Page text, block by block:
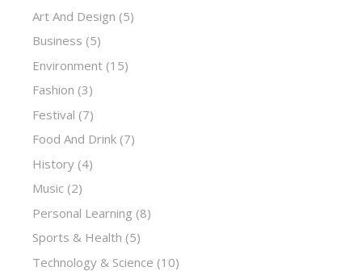
Art And Design (5)
Business (5)
Environment (15)
Fashion (3)
Festival (7)
Food And Drink (7)
History (4)
Music (2)
Personal Learning (8)
Sports & Health (5)
Technology & Science (10)